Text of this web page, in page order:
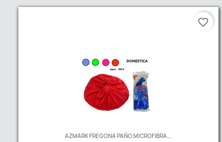
AZMARK FREGONA PAÑO MICROFIBRA...
favorite_border